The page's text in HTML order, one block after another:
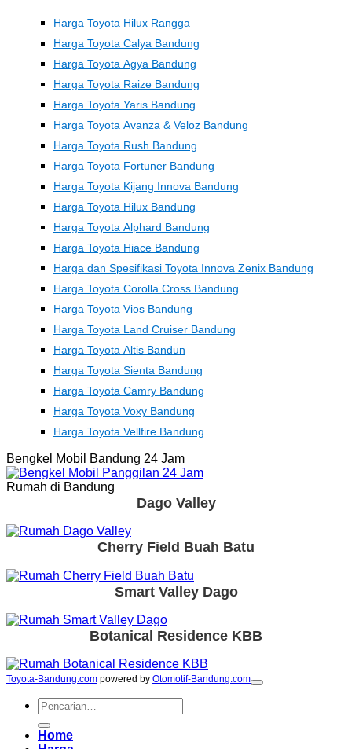
Harga Toyota Hilux Rangga
Harga Toyota Calya Bandung
Harga Toyota Agya Bandung
Harga Toyota Raize Bandung
Harga Toyota Yaris Bandung
Harga Toyota Avanza & Veloz Bandung
Harga Toyota Rush Bandung
Harga Toyota Fortuner Bandung
Harga Toyota Kijang Innova Bandung
Harga Toyota Hilux Bandung
Harga Toyota Alphard Bandung
Harga Toyota Hiace Bandung
Harga dan Spesifikasi Toyota Innova Zenix Bandung
Harga Toyota Corolla Cross Bandung
Harga Toyota Vios Bandung
Harga Toyota Land Cruiser Bandung
Harga Toyota Altis Bandun
Harga Toyota Sienta Bandung
Harga Toyota Camry Bandung
Harga Toyota Voxy Bandung
Harga Toyota Vellfire Bandung
Bengkel Mobil Bandung 24 Jam
Rumah di Bandung
Dago Valley
Cherry Field Buah Batu
Smart Valley Dago
Botanical Residence KBB
Toyota-Bandung.com powered by Otomotif-Bandung.com
Pencarian
untuk:
Home